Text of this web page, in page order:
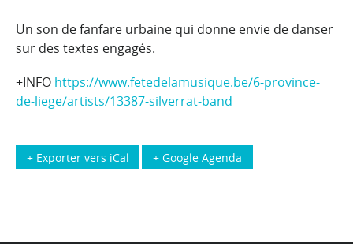
Un son de fanfare urbaine qui donne envie de danser
sur des textes engagés.
+INFO https://www.fetedelamusique.be/6-province-
de-liege/artists/13387-silverrat-band
+ Google Agenda
+ Exporter vers iCal